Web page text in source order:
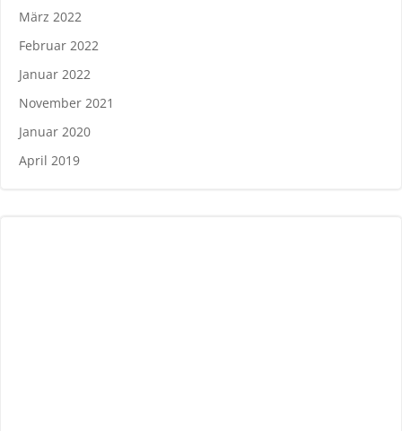
März 2022
Februar 2022
Januar 2022
November 2021
Januar 2020
April 2019